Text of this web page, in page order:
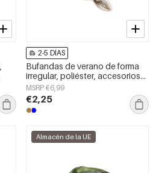
2-5 DÍAS
Bufandas de verano de forma
irregular, poliéster, accesorios
diarios
MSRP €6,99
€2,25
Almacén de la UE